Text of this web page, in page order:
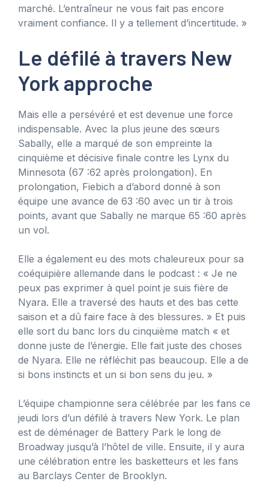
marché. L’entraîneur ne vous fait pas encore
vraiment confiance. Il y a tellement d’incertitude. »
Le défilé à travers New
York approche
Mais elle a persévéré et est devenue une force
indispensable. Avec la plus jeune des sœurs
Sabally, elle a marqué de son empreinte la
cinquième et décisive finale contre les Lynx du
Minnesota (67 :62 après prolongation). En
prolongation, Fiebich a d’abord donné à son
équipe une avance de 63 :60 avec un tir à trois
points, avant que Sabally ne marque 65 :60 après
un vol.
Elle a également eu des mots chaleureux pour sa
coéquipière allemande dans le podcast : « Je ne
peux pas exprimer à quel point je suis fière de
Nyara. Elle a traversé des hauts et des bas cette
saison et a dû faire face à des blessures. » Et puis
elle sort du banc lors du cinquième match « et
donne juste de l’énergie. Elle fait juste des choses
de Nyara. Elle ne réfléchit pas beaucoup. Elle a de
si bons instincts et un si bon sens du jeu. »
L’équipe championne sera célébrée par les fans ce
jeudi lors d’un défilé à travers New York. Le plan
est de déménager de Battery Park le long de
Broadway jusqu’à l’hôtel de ville. Ensuite, il y aura
une célébration entre les basketteurs et les fans
au Barclays Center de Brooklyn.